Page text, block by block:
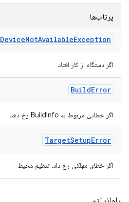
پرتاب‌ها
DeviceNotAvailableException
اگر دستگاه از کار افتاد
BuildError
اگر خطایی مربوط به BuildInfo رخ دهد
TargetSetupError
اگر خطای مهلکی رخ داد، تنظیم محیط